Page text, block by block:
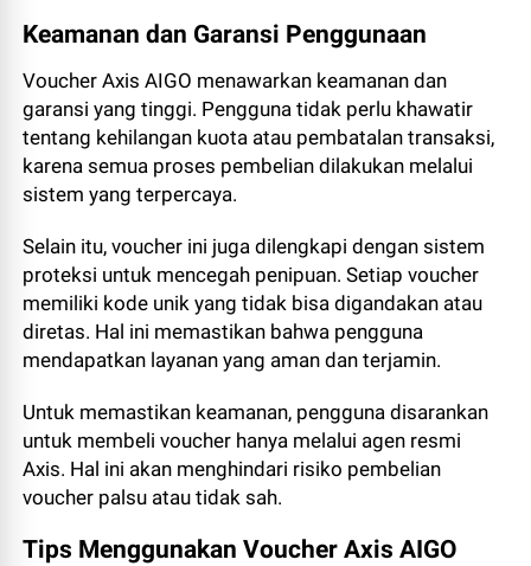
Keamanan dan Garansi Penggunaan
Voucher Axis AIGO menawarkan keamanan dan
garansi yang tinggi. Pengguna tidak perlu khawatir
tentang kehilangan kuota atau pembatalan transaksi,
karena semua proses pembelian dilakukan melalui
sistem yang terpercaya.
Selain itu, voucher ini juga dilengkapi dengan sistem
proteksi untuk mencegah penipuan. Setiap voucher
memiliki kode unik yang tidak bisa digandakan atau
diretas. Hal ini memastikan bahwa pengguna
mendapatkan layanan yang aman dan terjamin.
Untuk memastikan keamanan, pengguna disarankan
untuk membeli voucher hanya melalui agen resmi
Axis. Hal ini akan menghindari risiko pembelian
voucher palsu atau tidak sah.
Tips Menggunakan Voucher Axis AIGO